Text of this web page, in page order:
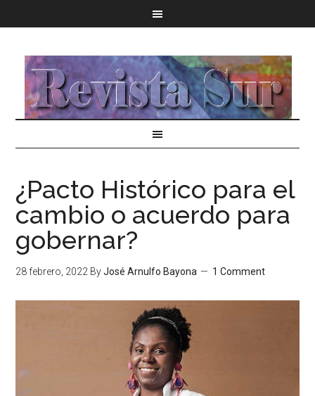
¿Pacto Histórico para el
cambio o acuerdo para
gobernar?
28 febrero, 2022 ByJosé Arnulfo Bayona 1 Comment